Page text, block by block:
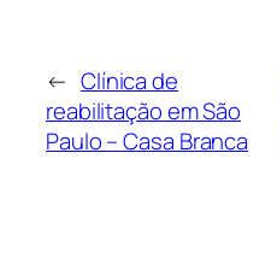
← Clínica de
reabilitação em São
Paulo – Casa Branca